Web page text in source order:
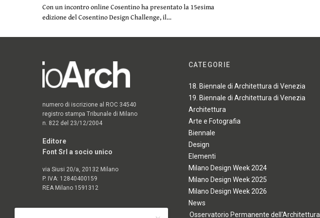
Con un incontro online Cosentino ha presentato la 15esima
edizione del Cosentino Design Challenge, il…
numero di iscrizione al ROC 34540
registro stampa Tribunale di Milano
n. 822 del 23/12/2004
Editore
Font Srl a socio unico
via Siusi 20/a, 20132 Milano
P. IVA: 12840400159
REA Milano 1591312
CATEGORIE
18. Biennale di Architettura di Venezia
19. Biennale di Architettura di Venezia
Architettura
Arte e Fotografia
Biennale
Design
Elementi
Milano Design Week 2024
Milano Design Week 2025
Milano Design Week 2026
News
Osservatorio Permanente dell'Architettura